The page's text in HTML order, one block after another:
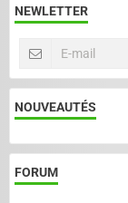
NEWLETTER
NOUVEAUTÉS
FORUM